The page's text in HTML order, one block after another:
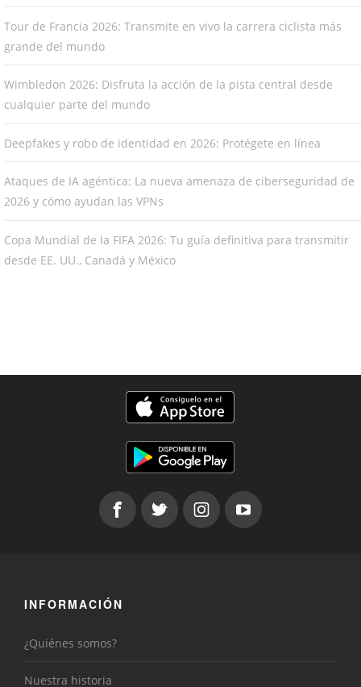
Tour de Francia 2026: Transmite en vivo la carrera ciclista más
grande del mundo
Wimbledon 2026: Disfruta la acción de la pista central desde
cualquier parte del mundo
Deepfakes y robo de identidad en 2026: Protégete en línea
Ataques de IA agéntica: La nueva amenaza de ciberseguridad de
2026 y cómo ayudan las VPNs
Copa Mundial de la FIFA 2026: Tu guía definitiva para transmitir
desde EE. UU., Canadá y México
INFORMACIÓN
¿Quiénes somos?
Nuestra historia